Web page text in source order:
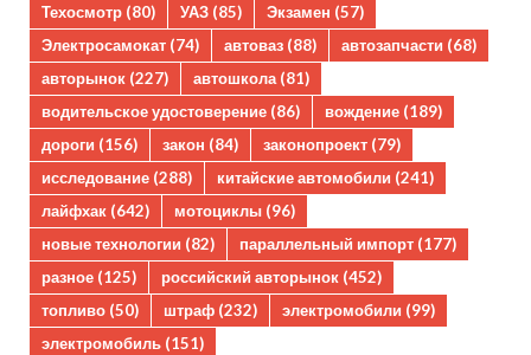
Техосмотр (80) УАЗ (85) Экзамен (57)
Электросамокат (74) автоваз (88) автозапчасти (68)
авторынок (227) автошкола(81)
водительское удостоверение (86) вождение (189)
дороги (156) закон (84) законопроект (79)
исследование (288) китайские автомобили (241)
лайфхак (642) мотоциклы (96)
новые технологии (82) параллельный импорт (177)
разное (125) российский авторынок (452)
топливо (50) штраф (232) электромобили (99)
электромобиль (151)